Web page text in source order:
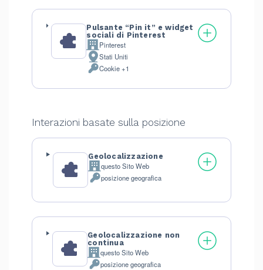
Pulsante “Pin it” e widget
sociali di Pinterest
Azienda:Pinterest
Luogo
del
Stati Uniti
Dati
trattati:
Cookie +1
Interazioni basate sulla posizione
Geolocalizzazione
Azienda:questo Sito Web
Dati
trattati:
posizione geografica
Geolocalizzazione non
continua
Azienda:questo Sito Web
Datiposizione geografica